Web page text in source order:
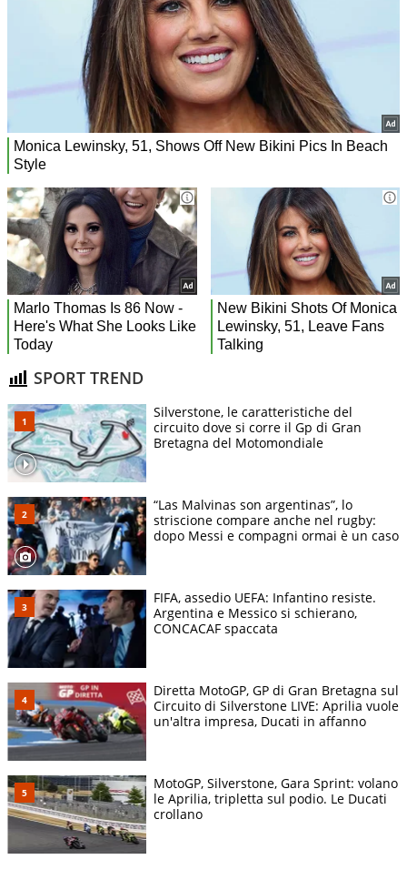
SPORT TREND
Silverstone, le caratteristiche del
circuito dove si corre il Gp di Gran
Bretagna del Motomondiale
“Las Malvinas son argentinas”, lo
striscione compare anche nel rugby:
dopo Messi e compagni ormai è un caso
FIFA, assedio UEFA: Infantino resiste.
Argentina e Messico si schierano,
CONCACAF spaccata
Diretta MotoGP, GP di Gran Bretagna sul
Circuito di Silverstone LIVE: Aprilia vuole
un'altra impresa, Ducati in affanno
MotoGP, Silverstone, Gara Sprint: volano
le Aprilia, tripletta sul podio. Le Ducati
crollano